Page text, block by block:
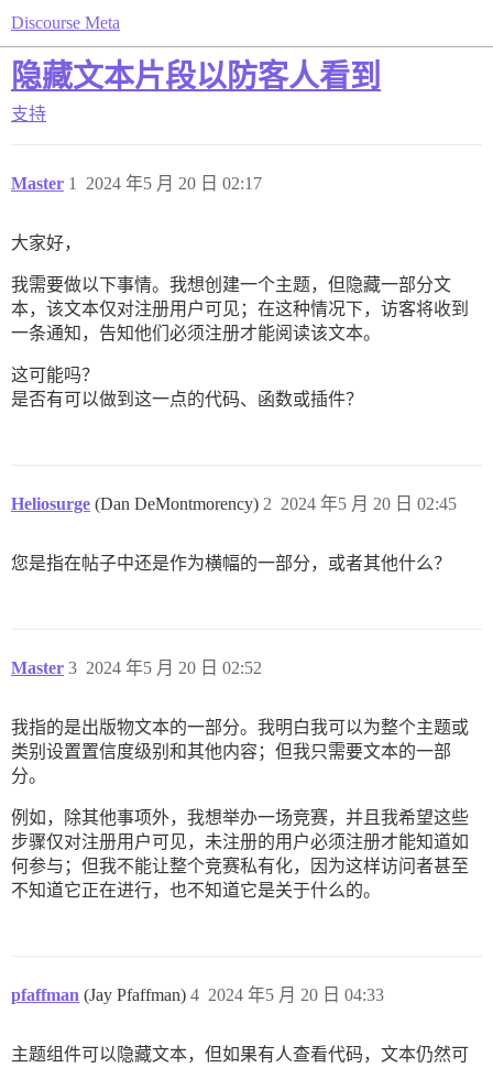
Discourse Meta
隐藏文本片段以防客人看到
支持
Master 2024 年5 月 20 日 02:17
1
大家好，
我需要做以下事情。我想创建一个主题，但隐藏一部分文
本，该文本仅对注册用户可见；在这种情况下，访客将收到
一条通知，告知他们必须注册才能阅读该文本。
这可能吗？
是否有可以做到这一点的代码、函数或插件？
Heliosurge (Dan DeMontmorency) 2024 年5 月 20 日 02:45
2
您是指在帖子中还是作为横幅的一部分，或者其他什么？
Master 2024 年5 月 20 日 02:52
3
我指的是出版物文本的一部分。我明白我可以为整个主题或
类别设置置信度级别和其他内容；但我只需要文本的一部
分。
例如，除其他事项外，我想举办一场竞赛，并且我希望这些
步骤仅对注册用户可见，未注册的用户必须注册才能知道如
何参与；但我不能让整个竞赛私有化，因为这样访问者甚至
不知道它正在进行，也不知道它是关于什么的。
pfaffman (Jay Pfaffman) 2024 年5 月 20 日 04:33
4
主题组件可以隐藏文本，但如果有人查看代码，文本仍然可